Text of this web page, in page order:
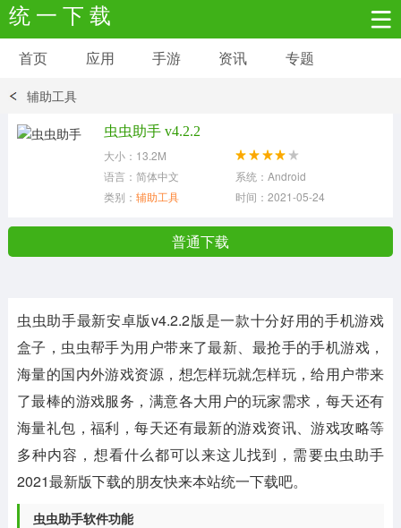
统 一 下 载
安卓应用 安卓游戏
系统工具 其它应用
首页 应用 手游 资讯 专题
辅助工具
虫虫助手 v4.2.2
大小：13.2M
语言：简体中文
系统：Android
类别： 辅助工具 时间：2021-05-24
普通下载
虫虫助手最新安卓版v4.2.2版是一款十分好用的手机游戏
盒子，虫虫帮手为用户带来了最新、最抢手的手机游戏，
海量的国内外游戏资源，想怎样玩就怎样玩，给用户带来
了最棒的游戏服务，满意各大用户的玩家需求，每天还有
海量礼包，福利，每天还有最新的游戏资讯、游戏攻略等
多种内容，想看什么都可以来这儿找到，需要虫虫助手
2021最新版下载的朋友快来本站统一下载吧。
虫虫助手软件功能